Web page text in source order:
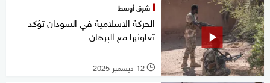
شرق أوسط
الحركة الإسلامية في السودان تؤكد
تعاونها مع البرهان
l 12 ديسمبر 2025